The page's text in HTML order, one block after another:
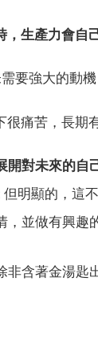
，生產力會自
要強大的動
很痛苦，長期
開對未來的自
明顯的，這
，並做有興
非含著金湯